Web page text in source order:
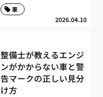
2026.04.10
車
整備士が教えるエンジ
ンがかからない車と警
告マークの正しい見分
け方